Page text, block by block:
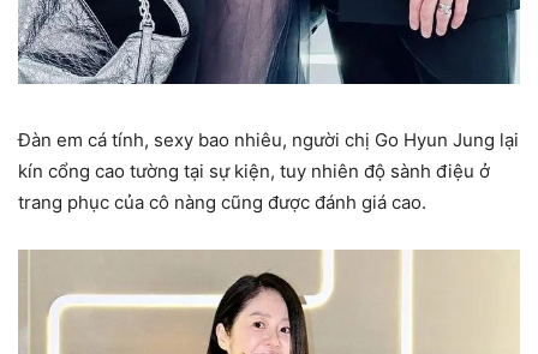
Đàn em cá tính, sexy bao nhiêu, người chị Go Hyun Jung lại
kín cổng cao tường tại sự kiện, tuy nhiên độ sành điệu ở
trang phục của cô nàng cũng được đánh giá cao.